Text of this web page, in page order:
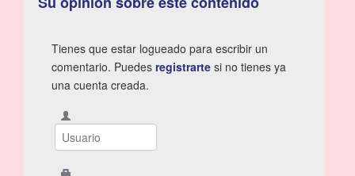
Tienes que estar logueado para escribir un
comentario. Puedes registrarte si no tienes ya
una cuenta creada.